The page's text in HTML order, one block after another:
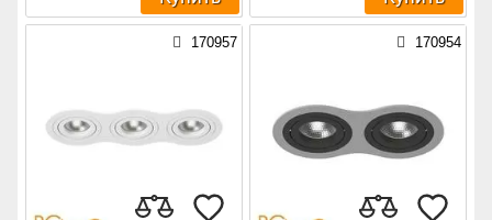
170957 170954